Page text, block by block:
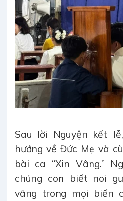
Sau lời Nguyện kết
hướng về Đức Mẹ và
bài ca “Xin Vâng.”
chúng con biết noi
vâng trong mọi biến